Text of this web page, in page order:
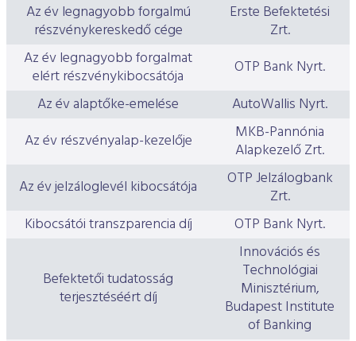
Az év legnagyobb forgalmú
részvénykereskedő cége
​Erste Befektetési
Zrt.
Az év legnagyobb forgalmat
elért részvénykibocsátója
OTP Bank Nyrt.
Az év alaptőke-emelése
AutoWallis Nyrt.
Az év részvényalap-kezelője
MKB-Pannónia
Alapkezelő Zrt.
Az év jelzáloglevél kibocsátója
OTP Jelzálogbank
Zrt.
Kibocsátói transzparencia díj
OTP Bank Nyrt.
Befektetői tudatosság
terjesztéséért díj
Innovációs és
Technológiai
Minisztérium,
Budapest Institute
of Banking